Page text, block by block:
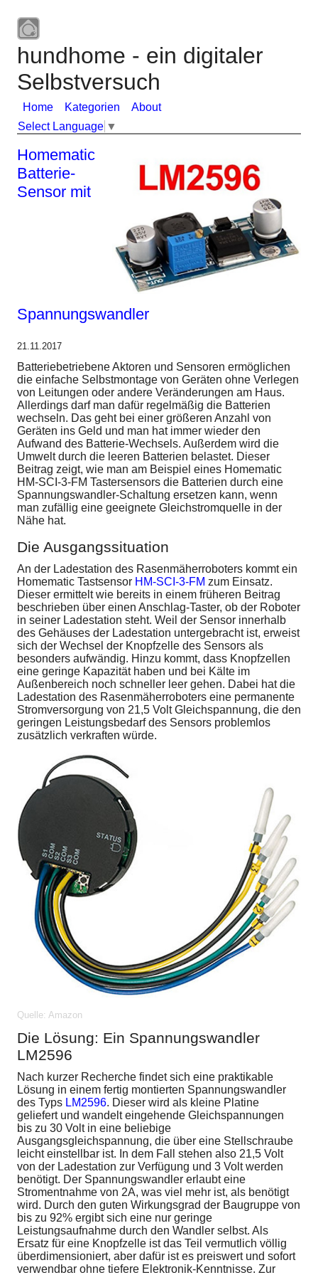
hundhome - ein digitaler
Selbstversuch
Home Kategorien
About
Select Language ▼
Homematic
Batterie-
Sensor mit
Spannungswandler
21.11.2017
Batteriebetriebene Aktoren und Sensoren ermöglichen
die einfache Selbstmontage von Geräten ohne Verlegen
von Leitungen oder andere Veränderungen am Haus.
Allerdings darf man dafür regelmäßig die Batterien
wechseln. Das geht bei einer größeren Anzahl von
Geräten ins Geld und man hat immer wieder den
Aufwand des Batterie-Wechsels. Außerdem wird die
Umwelt durch die leeren Batterien belastet. Dieser
Beitrag zeigt, wie man am Beispiel eines Homematic
HM-SCI-3-FM Tastersensors die Batterien durch eine
Spannungswandler-Schaltung ersetzen kann, wenn
man zufällig eine geeignete Gleichstromquelle in der
Nähe hat.
Die Ausgangssituation
An der Ladestation des Rasenmäherroboters kommt ein
Homematic Tastsensor HM-SCI-3-FM zum Einsatz.
Dieser ermittelt wie bereits in einem früheren Beitrag
beschrieben über einen Anschlag-Taster, ob der Roboter
in seiner Ladestation steht. Weil der Sensor innerhalb
des Gehäuses der Ladestation untergebracht ist, erweist
sich der Wechsel der Knopfzelle des Sensors als
besonders aufwändig. Hinzu kommt, dass Knopfzellen
eine geringe Kapazität haben und bei Kälte im
Außenbereich noch schneller leer gehen. Dabei hat die
Ladestation des Rasenmäherroboters eine permanente
Stromversorgung von 21,5 Volt Gleichspannung, die den
geringen Leistungsbedarf des Sensors problemlos
zusätzlich verkraften würde.
Quelle: Amazon
Die Lösung: Ein Spannungswandler
LM2596
Nach kurzer Recherche findet sich eine praktikable
Lösung in einem fertig montierten Spannungswandler
des Typs LM2596. Dieser wird als kleine Platine
geliefert und wandelt eingehende Gleichspannungen
bis zu 30 Volt in eine beliebige
Ausgangsgleichspannung, die über eine Stellschraube
leicht einstellbar ist. In dem Fall stehen also 21,5 Volt
von der Ladestation zur Verfügung und 3 Volt werden
benötigt. Der Spannungswandler erlaubt eine
Stromentnahme von 2A, was viel mehr ist, als benötigt
wird. Durch den guten Wirkungsgrad der Baugruppe von
bis zu 92% ergibt sich eine nur geringe
Leistungsaufnahme durch den Wandler selbst. Als
Ersatz für eine Knopfzelle ist das Teil vermutlich völlig
überdimensioniert, aber dafür ist es preiswert und sofort
verwendbar ohne tiefere Elektronik-Kenntnisse. Zur